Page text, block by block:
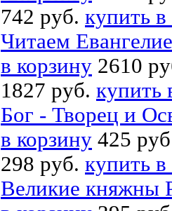
742 руб. купить
Читаем
в корзину 2610
1827 руб. купить
Бог - Творец и
в корзину 425
298 руб. купить
Великие княжны